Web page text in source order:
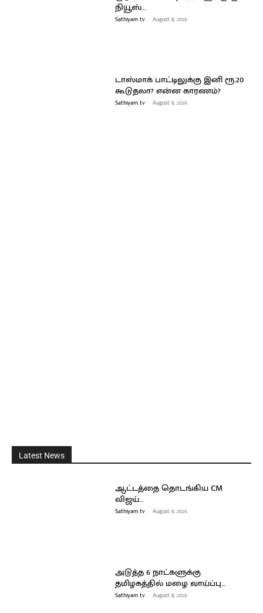
நியூஸ்…
Sathiyam tv - August 8, 2026
டாஸ்மாக் பாட்டிலுக்கு இனி ரூ.20
கூடுதலா? என்ன காரணம்?
Sathiyam tv - August 8, 2026
Latest News
ஆட்டத்தை தொடங்கிய CM
விஜய்…
Sathiyam tv - August 8, 2026
அடுத்த 6 நாட்களுக்கு
தமிழகத்தில் மழை வாய்ப்பு…
Sathiyam tv - August 8, 2026